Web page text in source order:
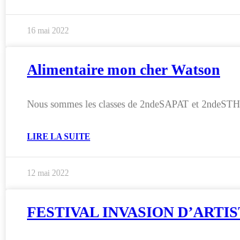
16 mai 2022
Alimentaire mon cher Watson
Nous sommes les classes de 2ndeSAPAT et
LIRE LA SUITE
12 mai 2022
FESTIVAL INVASION